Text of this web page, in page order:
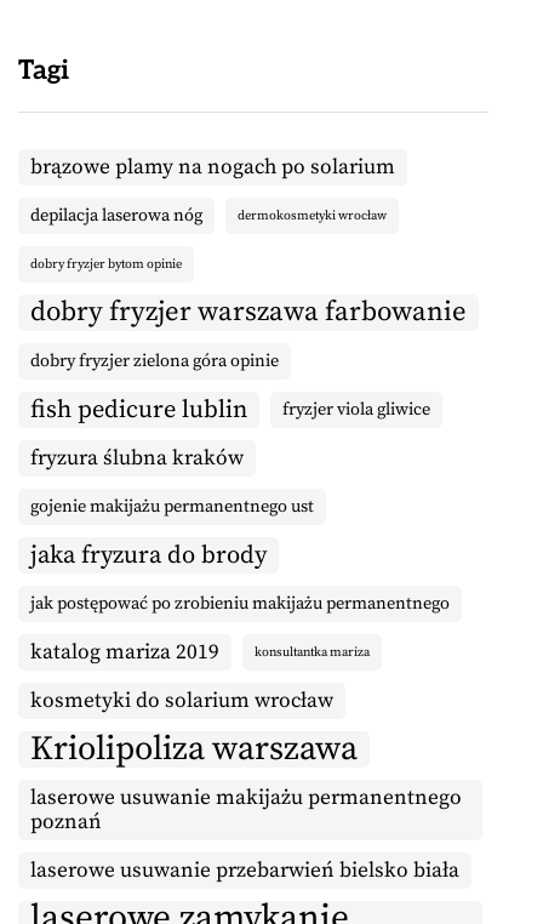
Tagi
brązowe plamy na nogach po solarium
depilacja laserowa nóg dermokosmetyki wrocław
dobry fryzjer bytom opinie
dobry fryzjer warszawa farbowanie
dobry fryzjer zielona góra opinie
fish pedicure lublin fryzjer viola gliwice
fryzura ślubna kraków
gojenie makijażu permanentnego ust
jaka fryzura do brody
jak postępować po zrobieniu makijażu permanentnego
katalog mariza 2019 konsultantka mariza
kosmetyki do solarium wrocław
Kriolipoliza warszawa
laserowe usuwanie makijażu permanentnego
poznań
laserowe usuwanie przebarwień bielsko biała